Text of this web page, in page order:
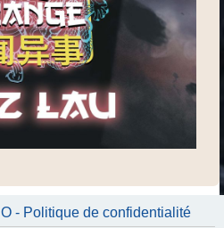
- Politique de confidentialité